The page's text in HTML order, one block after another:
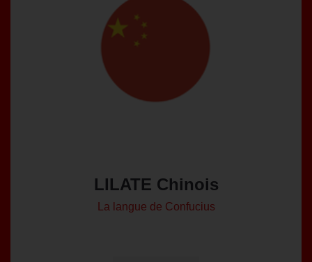
LILATE Chinois
La langue de Confucius